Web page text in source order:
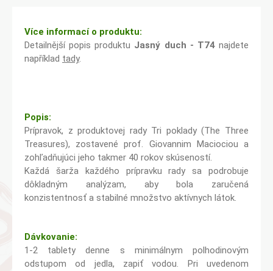
Více informací o produktu:
Detailnější popis produktu Jasný duch - T74najdete
například tady.
Popis:
Prípravok, z produktovej rady Tri poklady (The Three
Treasures), zostavené prof. Giovannim Maciociou a
zohľadňujúci jeho takmer 40 rokov skúseností.
Každá šarža každého prípravku rady sa podrobuje
dôkladným analýzam, aby bola zaručená
konzistentnosť a stabilné množstvo aktívnych látok.
Dávkovanie:
1-2 tablety denne s minimálnym polhodinovým
odstupom od jedla, zapiť vodou. Pri uvedenom